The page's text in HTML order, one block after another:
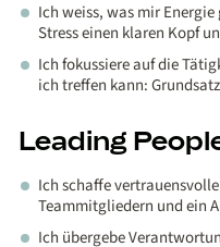
Ich weiss, was mir
Stress einen klaren Kopf
Ich fokussiere auf die
ich treffen kann:
Leading
Ich schaffe
Teammitgliedern und ein
Ich übergebe